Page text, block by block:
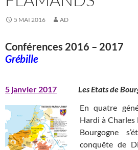
5 MAI 2016 AD
Conférences 2016 – 2017
Grébille
5 janvier 2017
Les Etats de
En quatre
Hardi à Charles
Bourgogne
conquête de